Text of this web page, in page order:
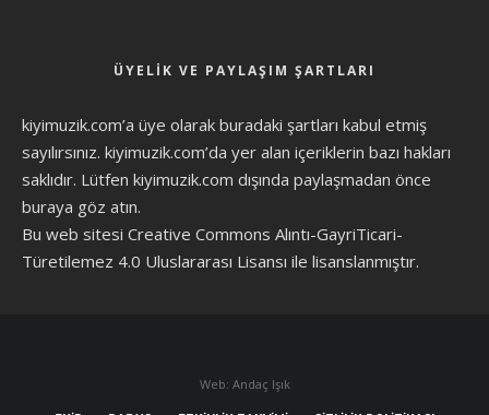
ÜYELIK VE PAYLAŞIM ŞARTLARI
kiyimuzik.com’a üye olarak buradaki şartları kabul etmiş
sayılırsınız. kiyimuzik.com’da yer alan içeriklerin bazı hakları
saklıdır. Lütfen kiyimuzik.com dışında paylaşmadan önce
buraya göz atın.
Bu web sitesi Creative Commons Alıntı-GayriTicari-
Türetilemez 4.0 Uluslararası Lisansı ile lisanslanmıştır.
Web: Andaç Işık